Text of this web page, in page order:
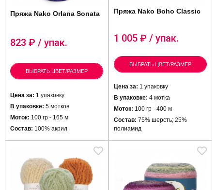
Пряжа Nako Orlana Sonata
823 ₽ / упак.
ВЫБРАТЬ ЦВЕТ/РАЗМЕР
Цена за: 1 упаковку
В упаковке: 5 мотков
Моток: 100 гр - 165 м
Состав: 100% акрил
Пряжа Nako Boho Classic
1 005 ₽ / упак.
ВЫБРАТЬ ЦВЕТ/РАЗМЕР
Цена за: 1 упаковку
В упаковке: 4 мотка
Моток: 100 гр - 400 м
Состав: 75% шерсть; 25%
полиамид